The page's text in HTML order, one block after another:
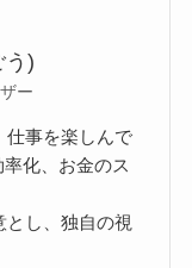
う)
ー
仕事を楽しんで
化、お金のス
とし、独自の視